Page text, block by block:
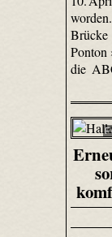
Ponton
die